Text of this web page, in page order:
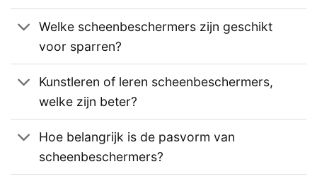
Welke scheenbeschermers zijn geschikt
voor sparren?
Kunstleren of leren scheenbeschermers,
welke zijn beter?
Hoe belangrijk is de pasvorm van
scheenbeschermers?